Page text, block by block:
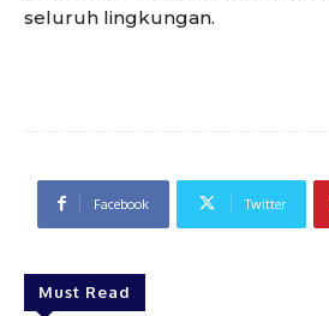
seluruh lingkungan.
Facebook Twitter
Must Read